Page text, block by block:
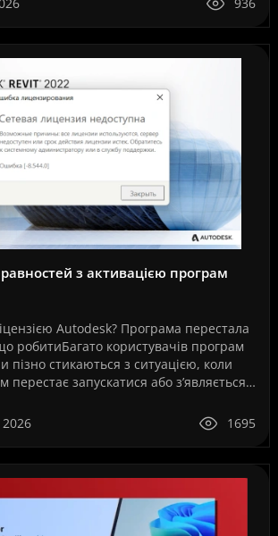
з активацією програм
Autodesk? Програма перестала
робитиБагато користувачів програм
пізно стикаються з ситуацією, коли
запускатися або з’являється
1695